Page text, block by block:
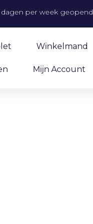
dagen per week geopend
Winkelmand
Mijn Account